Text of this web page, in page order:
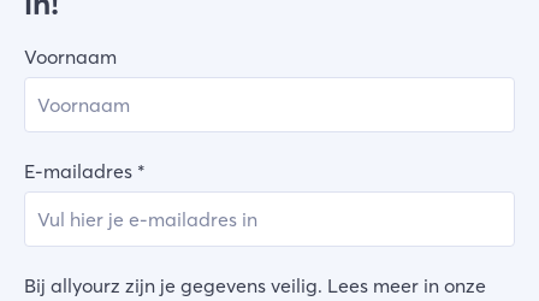
Voornaam
E-mailadres *
Bij allyourz zijn je gegevens veilig. Lees meer in onze